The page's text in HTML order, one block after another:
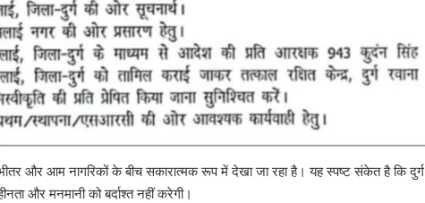
और आम नागरिकों के बीच सकारात्मक रूप में देखा जा रहा है। यह स्पष्ट संकेत है कि दुर्ग
और मनमानी को बर्दाश्त नहीं करेगी।